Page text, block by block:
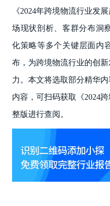
《2024年跨境物流行业发
场现状剖析、客群分布洞
化策略等多个关键层面内
布，为跨境物流行业的创
力。本文将选取部分精华
内容，可扫码获取《2024
整版进行查阅。